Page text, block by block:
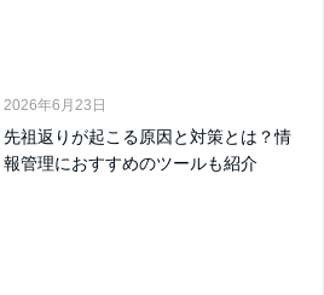
2026年6月23日
先祖返りが起こる原因と対策とは？情
報管理におすすめのツールも紹介